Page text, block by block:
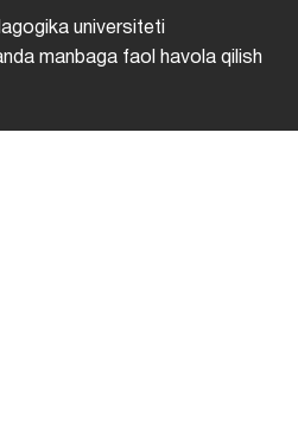
universiteti
manbaga faol havola qilish